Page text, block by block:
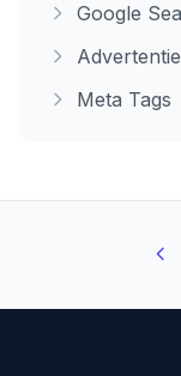
Google
Meta Tags